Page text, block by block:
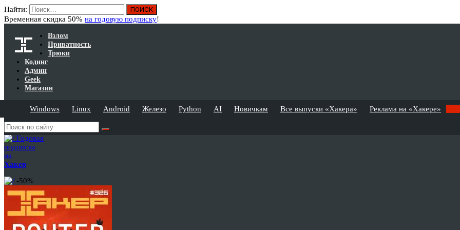
Найти:
Временная скидка 50% на годовую подписку!
Взлом
Приватность
Трюки
Кодинг
Админ
Geek
Магазин
Windows Linux Android Железо Python AI Новичкам Все выпуски «Хакера» Реклама на «Хакере»
Годовая
подписка
на
Хакер
-50%